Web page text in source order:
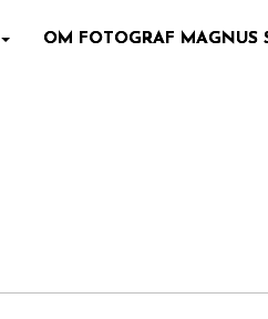
OM FOTOGRAF MAGNUS